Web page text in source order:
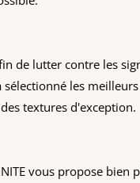
de lutter contre les
sélectionné les
textures d'exception.
vous propose bien